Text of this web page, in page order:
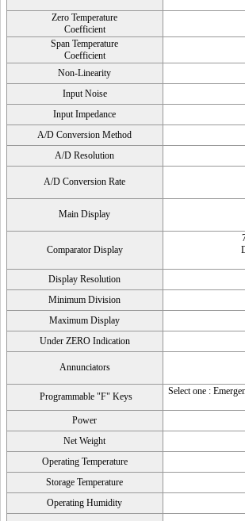
Zero Temperature
Coefficient
Span Temperature
Coefficient
Non-Linearity
Input Noise
Input Impedance
A/D Conversion Method
A/D Resolution
A/D Conversion Rate
Main Display
Comparator Display
Display Resolution
Minimum Division
Maximum Display
Under ZERO Indication
Annunciators
Programmable "F" Keys
Select one :
Power
Net Weight
Operating Temperature
Storage Temperature
Operating Humidity